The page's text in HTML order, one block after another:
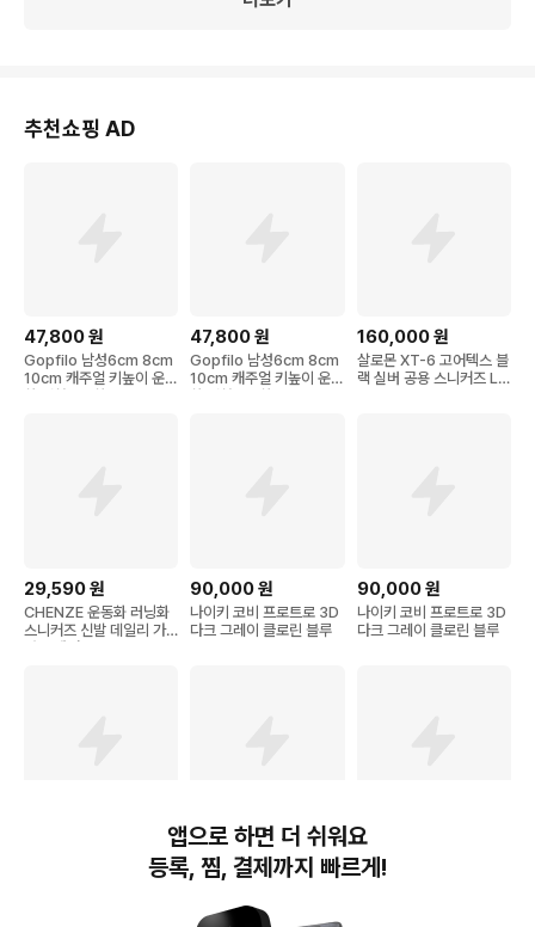
추천쇼핑 AD
47,800원
Gopfilo 남성6cm 8cm
10cm 캐주얼 키높이 운동
47,800원
Gopfilo 남성6cm 8cm
10cm 캐주얼 키높이 운동
160,000원
살로몬 XT-6 고어텍스 블
랙 실버 공용 스니커즈 L4
29,590원
CHENZE 운동화 러닝화
스니커즈 신발 데일리 가
90,000원
나이키 코비 프로트로 3D
다크 그레이 클로린 블루
90,000원
나이키 코비 프로트로 3D
다크 그레이 클로린 블루
나이키 Nike 코비 브라이
언트 DRI-FIT 농구 암밴
17,500원
미니 스니커즈 키링 백팩
참 3D 펜던트
25,200
코비 레트로 클래식 블루
투스 스피커 라디오
앱으로 하면 더 쉬워요
등록, 찜, 결제까지 빠르게!